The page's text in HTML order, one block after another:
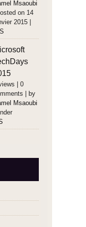
Msaoubi
on 14
2015
0
by
Msaoubi